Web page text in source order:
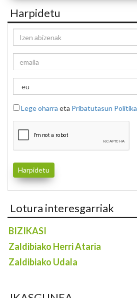
Harpidetu
Lege oharra eta Pribatutasun Politika
Lotura interesgarriak
BIZIKASI
Zaldibiako Herri Ataria
Zaldibiako Udala